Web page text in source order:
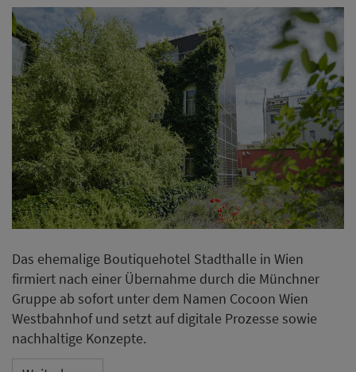
Das ehemalige Boutiquehotel Stadthalle in Wien
firmiert nach einer Übernahme durch die Münchner
Gruppe ab sofort unter dem Namen Cocoon Wien
Westbahnhof und setzt auf digitale Prozesse sowie
nachhaltige Konzepte.